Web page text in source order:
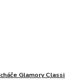
Glamory